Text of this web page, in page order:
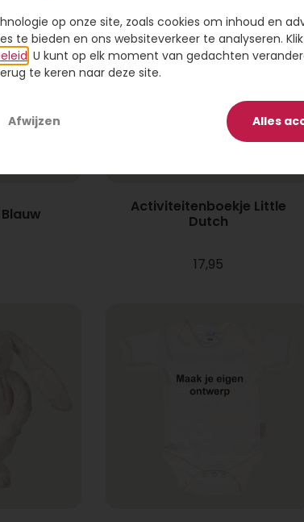
Activiteitenboekje Little
Dutch
17,95
op onze site, zoals cookies om inhoud en
te bieden en ons websiteverkeer te analyseren.
. U kunt op elk moment van gedachten
te keren naar deze site.
Alles
Afwijzen